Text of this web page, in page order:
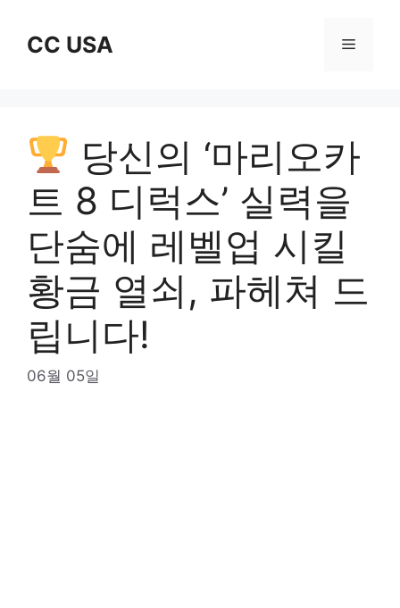
contentCC USA Menu
당신의 ‘마리오카
트 8 디럭스’ 실력을
단숨에 레벨업 시킬
황금 열쇠, 파헤쳐 드
립니다!
06월 05일